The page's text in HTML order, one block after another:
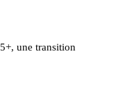
une transition